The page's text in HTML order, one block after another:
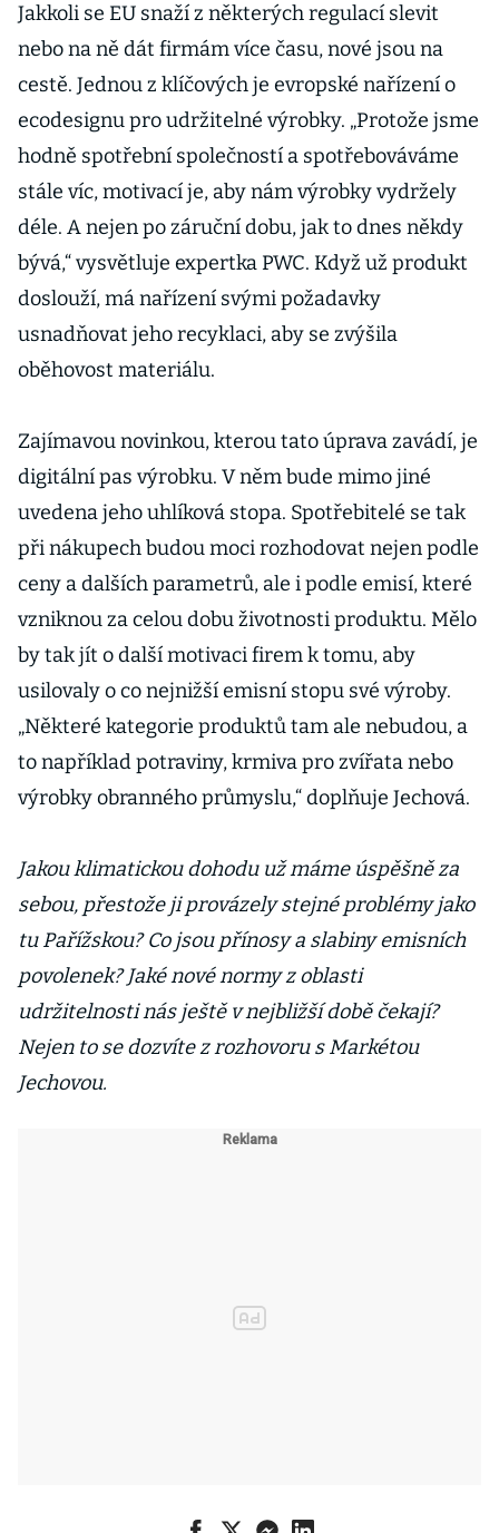
Jakkoli se EU snaží z některých regulací slevit
nebo na ně dát firmám více času, nové jsou na
cestě. Jednou z klíčových je evropské nařízení o
ecodesignu pro udržitelné výrobky. „Protože jsme
hodně spotřební společností a spotřebováváme
stále víc, motivací je, aby nám výrobky vydržely
déle. A nejen po záruční dobu, jak to dnes někdy
bývá,“ vysvětluje expertka PWC. Když už produkt
doslouží, má nařízení svými požadavky
usnadňovat jeho recyklaci, aby se zvýšila
oběhovost materiálu.
Zajímavou novinkou, kterou tato úprava zavádí, je
digitální pas výrobku. V něm bude mimo jiné
uvedena jeho uhlíková stopa. Spotřebitelé se tak
při nákupech budou moci rozhodovat nejen podle
ceny a dalších parametrů, ale i podle emisí, které
vzniknou za celou dobu životnosti produktu. Mělo
by tak jít o další motivaci firem k tomu, aby
usilovaly o co nejnižší emisní stopu své výroby.
„Některé kategorie produktů tam ale nebudou, a
to například potraviny, krmiva pro zvířata nebo
výrobky obranného průmyslu,“ doplňuje Jechová.
Jakou klimatickou dohodu už máme úspěšně za
sebou, přestože ji provázely stejné problémy jako
tu Pařížskou? Co jsou přínosy a slabiny emisních
povolenek? Jaké nové normy z oblasti
udržitelnosti nás ještě v nejbližší době čekají?
Nejen to se dozvíte z rozhovoru s Markétou
Jechovou.